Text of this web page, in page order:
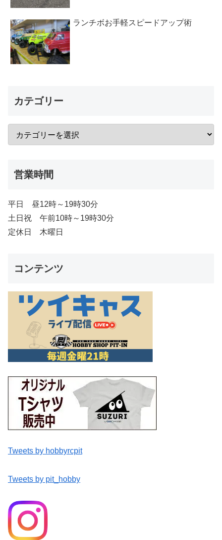
ランチボお手軽スピードアップ術
カテゴリー
営業時間
平日 昼12時～19時30分
土日祝 午前10時～19時30分
定休日 木曜日
コンテンツ
Tweets by hobbyrcpit
Tweets by pit_hobby